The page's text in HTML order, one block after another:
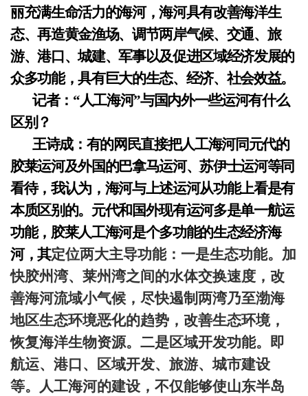
丽充满生命活力的海河，海河具有改善海洋生
态、再造黄金渔场、调节两岸气候、交通、旅
游、港口、城建、军事以及促进区域经济发展的
众多功能，具有巨大的生态、经济、社会效益。
记者：“人工海河”与国内外一些运河有什么
区别？
王诗成：有的网民直接把人工海河同元代的
胶莱运河及外国的巴拿马运河、苏伊士运河等同
看待，我认为，海河与上述运河从功能上看是有
本质区别的。元代和国外现有运河多是单一航运
功能，胶莱人工海河是个多功能的生态经济海
河，其定位两大主导功能：一是生态功能。加
快胶州湾、莱州湾之间的水体交换速度，改
善海河流域小气候，尽快遏制两湾乃至渤海
地区生态环境恶化的趋势，改善生态环境，
恢复海洋生物资源。二是区域开发功能。即
航运、港口、区域开发、旅游、城市建设
等。人工海河的建设，不仅能够使山东半岛